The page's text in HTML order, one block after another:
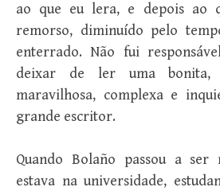
ao que eu lera, e depois ao
remorso, diminuído pelo
enterrado. Não fui
deixar de ler uma bonita,
maravilhosa, complexa e
grande escritor.
Quando Bolaño passou a ser
estava na universidade,